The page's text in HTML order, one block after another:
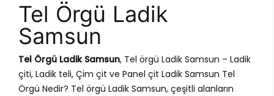
Tel Örgü Ladik
Samsun
Tel Örgü Ladik Samsun, Tel örgü Ladik Samsun – Ladik
çiti, Ladik teli, Çim çit ve Panel çit Ladik Samsun Tel
Örgü Nedir? Tel örgü Ladik Samsun, çeşitli alanların